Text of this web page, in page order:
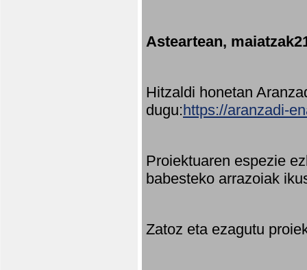
Asteartean,
Hitzaldi honetan
dugu:https://aranzadi-
Proiektuaren espezie
babesteko arrazoiak
Zatoz eta ezagutu